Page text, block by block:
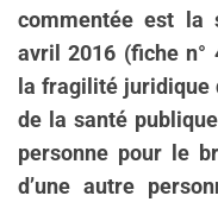
commentée est la
avril 2016 (fiche n°
la fragilité juridique
de la santé
personne pour le
d’une autre